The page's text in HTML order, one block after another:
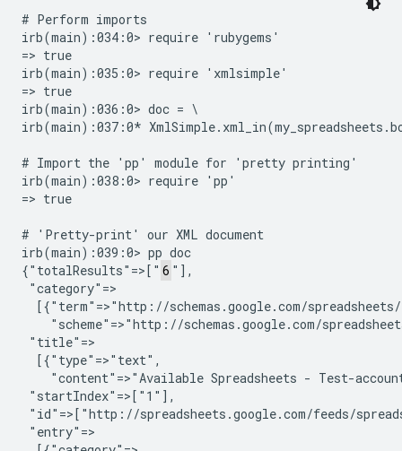
# Perform imports
irb(main):034:0> require 'rubygems'
=> true
irb(main):035:0> require 'xmlsimple'
=> true
irb(main):036:0> doc = \
irb(main):037:0*
# Import the 'pp' module for 'pretty printing'
irb(main):038:0> require 'pp'
=> true
# 'Pretty-print' our XML document
irb(main):039:0> pp doc
{"totalResults"=>[" 6 "],
"category"=>
[{"term"=>"http://schemas.google.com/
"scheme"=>"http://schemas.google.com/
"title"=>
  [{"type"=>"text",
"content"=>"Available Spreadsheets - Test-
"startIndex"=>["1"],
"id"=>["http://spreadsheets.google.com/feeds/
"entry"=>